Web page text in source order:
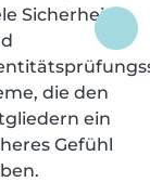
Sicherheits-
die den
ein
Gefühl